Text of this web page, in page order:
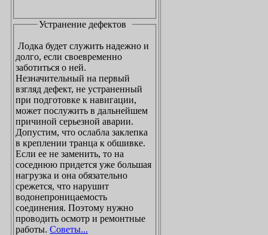
Устранение дефектов
Лодка будет служить надежно и
долго, если своевременно
заботиться о ней.
Незначительный на первый
взгляд дефект, не устраненный
при подготовке к навигации,
может послужить в дальнейшем
причиной серьезной аварии.
Допустим, что ослабла заклепка
в креплении транца к обшивке.
Если ее не заменить, то на
соседнюю придется уже большая
нагрузка и она обязательно
срежется, что нарушит
водонепроницаемость
соединения. Поэтому нужно
проводить осмотр и ремонтные
работы. Советы...